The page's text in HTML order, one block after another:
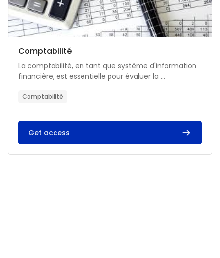
Catégorie de cours
Nom du cours
Comptabilité
Résumé du cours :
La comptabilité, en tant que système d'information
financière, est essentielle pour évaluer la ...
Comptabilité
Get access